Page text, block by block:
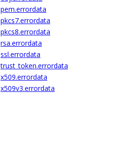
pem.errordata
pkcs7.errordata
pkcs8.errordata
rsa.errordata
ssl.errordata
trust_token.errordata
x509.errordata
x509v3.errordata